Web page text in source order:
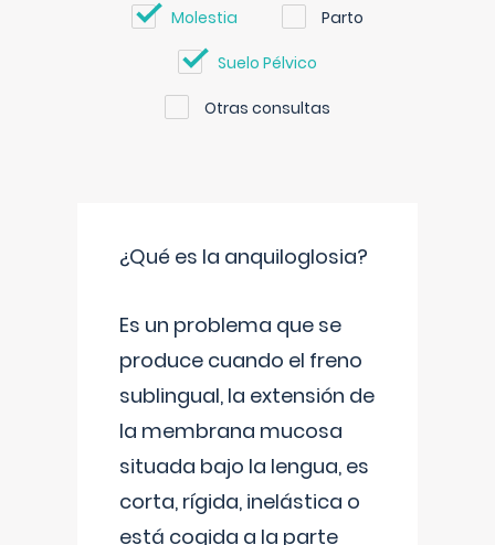
Molestia Parto
Suelo Pélvico
Otras consultas
¿Qué es la anquiloglosia?
Es un problema que se
produce cuando el freno
sublingual, la extensión de
la membrana mucosa
situada bajo la lengua, es
corta, rígida, inelástica o
está cogida a la parte